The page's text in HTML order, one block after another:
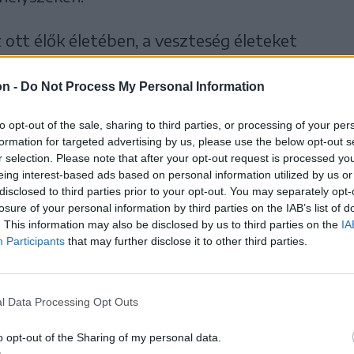
- Do Not Process My Personal Information
opt-out of the sale, sharing to third parties, or processing of your
for targeted advertising by us, please use the below opt-out
selection. Please note that after your opt-out request is processed
interest-based ads based on personal information utilized by us
to third parties prior to your opt-out. You may separately
of your personal information by third parties on the IAB’s list of
This information may also be disclosed by us to third parties on the
Participants that may further disclose it to other third parties.
Data Processing Opt Outs
opt-out of the Sharing of my personal data.
élők életében, a veszteség életeket
biztonságérzetét is megingatta.
lakói számára ez a nap
maradt – egy olyan
megváltoztatta a
és mindazok életét,